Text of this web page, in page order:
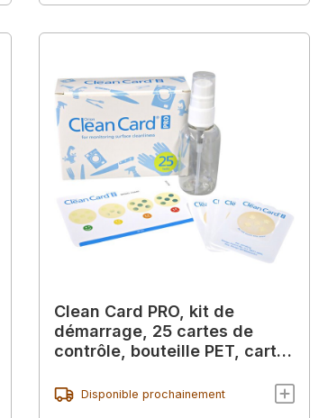
Clean Card PRO, kit de
démarrage, 25 cartes de
contrôle, bouteille PET, carte
d'hygiène
Disponible prochainement